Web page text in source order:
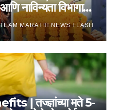
नाविन्यता विभागाचे
TEAM MARATHI NEWS FLASH
| तज्ज्ञांच्या मते 5-